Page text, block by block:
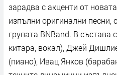
зарадва с акценти от
изпълни оригинални песни,
групата BNBand. В
китара, вокал), Джей
(пиано), Ивац Янков